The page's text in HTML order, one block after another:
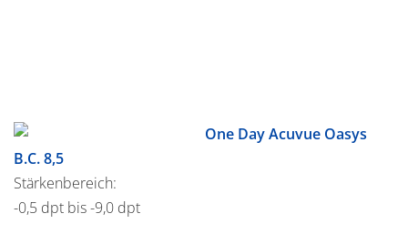
One Day Acuvue Oasys
B.C. 8,5
Stärkenbereich:
-0,5 dpt bis -9,0 dpt